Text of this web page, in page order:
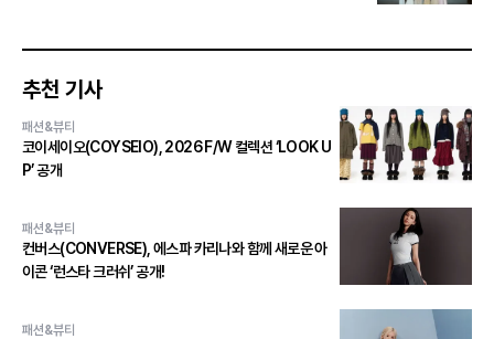
추천 기사
패션&뷰티
코이세이오(COYSEIO), 2026 F/W 컬렉션 ‘LOOK U
P’ 공개
패션&뷰티
컨버스(CONVERSE), 에스파 카리나와 함께 새로운 아
이콘 ‘런스타 크러쉬’ 공개!
패션&뷰티